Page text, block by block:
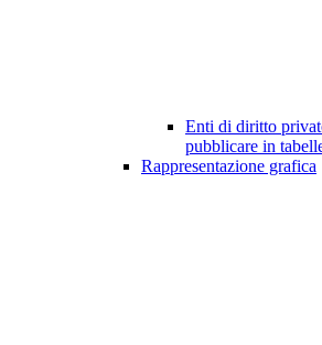
Enti di diritto
pubblicare in
Rappresentazione grafica